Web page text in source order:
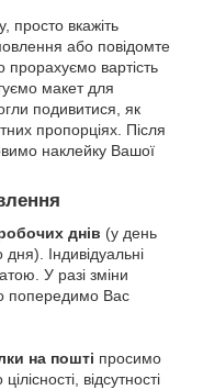
просто вкажіть
або повідомте
вартість
макет для
подивитися, як
пропорціях. Після
наклейку Вашої
днів (у день
Індивідуальні
У разі зміни
попередимо Вас
на пошті просимо
відсутності